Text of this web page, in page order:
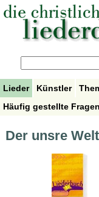
Lieder Künstler
Häufig gestellte Fragen
Der unsre